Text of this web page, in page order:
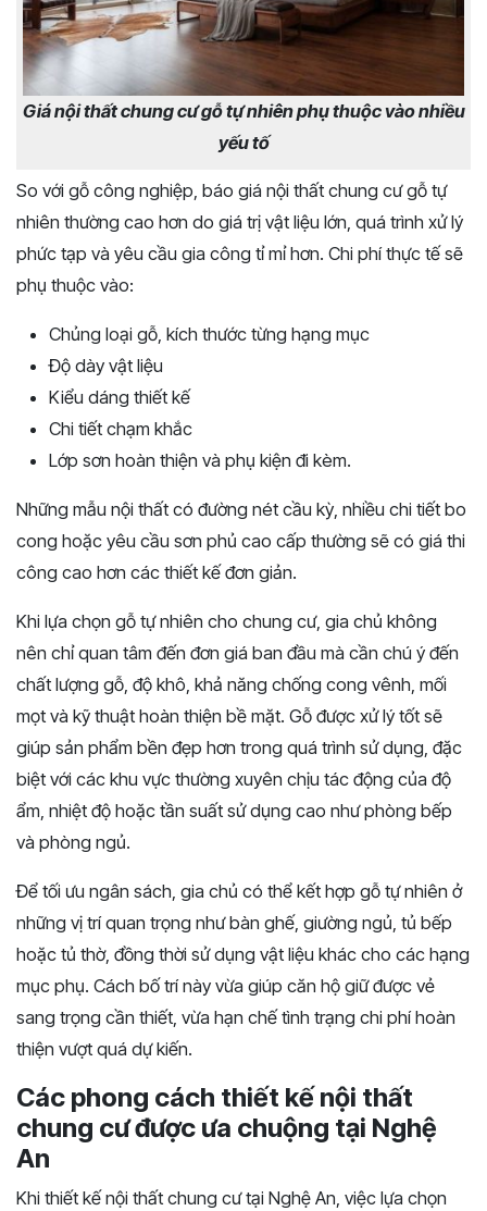
Giá nội thất chung cư gỗ tự nhiên phụ thuộc vào nhiều
yếu tố
So với gỗ công nghiệp, báo giá nội thất chung cư gỗ tự
nhiên thường cao hơn do giá trị vật liệu lớn, quá trình xử lý
phức tạp và yêu cầu gia công tỉ mỉ hơn. Chi phí thực tế sẽ
phụ thuộc vào:
Chủng loại gỗ, kích thước từng hạng mục
Độ dày vật liệu
Kiểu dáng thiết kế
Chi tiết chạm khắc
Lớp sơn hoàn thiện và phụ kiện đi kèm.
Những mẫu nội thất có đường nét cầu kỳ, nhiều chi tiết bo
cong hoặc yêu cầu sơn phủ cao cấp thường sẽ có giá thi
công cao hơn các thiết kế đơn giản.
Khi lựa chọn gỗ tự nhiên cho chung cư, gia chủ không
nên chỉ quan tâm đến đơn giá ban đầu mà cần chú ý đến
chất lượng gỗ, độ khô, khả năng chống cong vênh, mối
mọt và kỹ thuật hoàn thiện bề mặt. Gỗ được xử lý tốt sẽ
giúp sản phẩm bền đẹp hơn trong quá trình sử dụng, đặc
biệt với các khu vực thường xuyên chịu tác động của độ
ẩm, nhiệt độ hoặc tần suất sử dụng cao như phòng bếp
và phòng ngủ.
Để tối ưu ngân sách, gia chủ có thể kết hợp gỗ tự nhiên ở
những vị trí quan trọng như bàn ghế, giường ngủ, tủ bếp
hoặc tủ thờ, đồng thời sử dụng vật liệu khác cho các hạng
mục phụ. Cách bố trí này vừa giúp căn hộ giữ được vẻ
sang trọng cần thiết, vừa hạn chế tình trạng chi phí hoàn
thiện vượt quá dự kiến.
Các phong cách thiết kế nội thất
chung cư được ưa chuộng tại Nghệ
An
Khi thiết kế nội thất chung cư tại Nghệ An, việc lựa chọn